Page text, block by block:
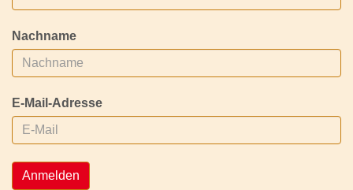
Nachname
E-Mail-Adresse
Anmelden